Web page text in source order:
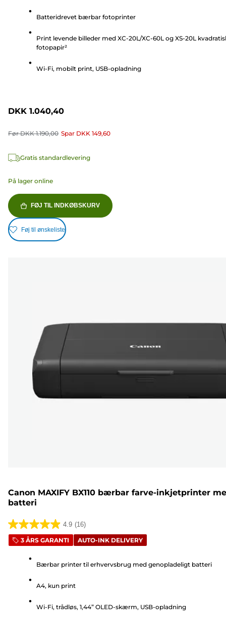
stjerner.
Batteridrevet bærbar fotoprinter
Print levende billeder med XC-20L/XC-60L og XS-20L
fotopapir²
Wi-Fi, mobilt print, USB-opladning
DKK 1.040,40
FørDKK 1.190,00 Spar DKK 149,60
Gratis standardlevering
På lager online
FØJ TIL INDKØBSKURV
Føj til ønskeliste
Canon MAXIFY BX110 bærbar farve-inkjetprinter
batteri
4.9 (16)
4.9
ud
stjerner.
anmeldelser
3 ÅRS GARANTI AUTO-INK DELIVERY
Bærbar printer til erhvervsbrug med genopladeligt batteri
A4, kun print
Wi-Fi, trådløs, 1,44” OLED-skærm, USB-opladning